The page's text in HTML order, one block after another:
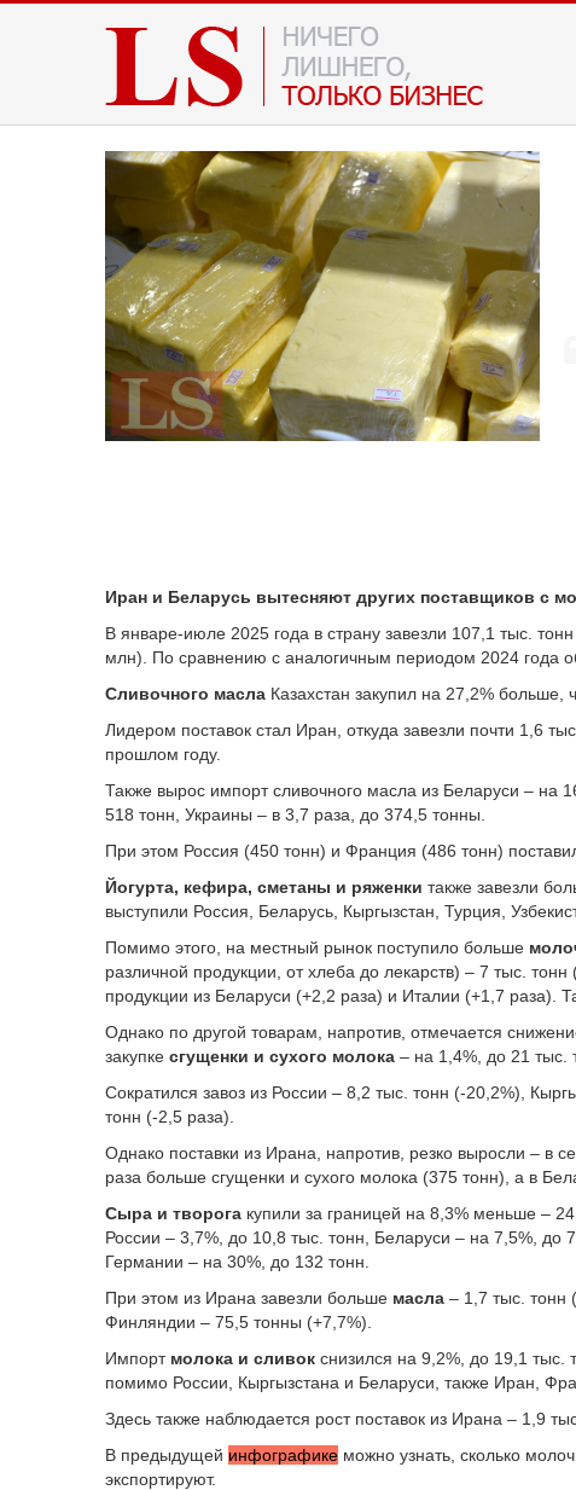
Иран и Беларусь вытесняют других поставщиков с
В январе-июле 2025 года в страну завезли 107,1 тыс.
млн). По сравнению с аналогичным периодом 2024 года
Сливочного масла Казахстан закупил на 27,2% больше,
Лидером поставок стал Иран, откуда завезли почти 1,6
прошлом году.
Также вырос импорт сливочного масла из Беларуси – на
518 тонн, Украины – в 3,7 раза, до 374,5 тонны.
При этом Россия (450 тонн) и Франция (486 тонн)
Йогурта, кефира, сметаны и ряженки также завезли
выступили Россия, Беларусь, Кыргызстан, Турция,
Помимо этого, на местный рынок поступило больше
различной продукции, от хлеба до лекарств) – 7 тыс.
продукции из Беларуси (+2,2 раза) и Италии (+1,7 раза).
Однако по другой товарам, напротив, отмечается
закупке сгущенки и сухого молока – на 1,4%, до 21 тыс.
Сократился завоз из России – 8,2 тыс. тонн (-20,2%),
тонн (-2,5 раза).
Однако поставки из Ирана, напротив, резко выросли – в
раза больше сгущенки и сухого молока (375 тонн), а в
Сыра и творога купили за границей на 8,3% меньше –
России – 3,7%, до 10,8 тыс. тонн, Беларуси – на 7,5%, до
Германии – на 30%, до 132 тонн.
При этом из Ирана завезли больше масла – 1,7 тыс. тонн
Финляндии – 75,5 тонны (+7,7%).
Импорт молока и сливок снизился на 9,2%, до 19,1 тыс.
помимо России, Кыргызстана и Беларуси, также Иран,
Здесь также наблюдается рост поставок из Ирана – 1,9
В предыдущей инфографике можно узнать, сколько
экспортируют.